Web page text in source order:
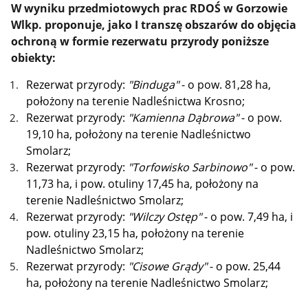
W wyniku przedmiotowych prac RDOŚ w Gorzowie
Wlkp. proponuje, jako I transzę obszarów do objęcia
ochroną w formie rezerwatu przyrody poniższe
obiekty:
Rezerwat przyrody: "Binduga"- o pow. 81,28 ha,
położony na terenie Nadleśnictwa Krosno;
Rezerwat przyrody: "Kamienna Dąbrowa"- o pow.
19,10 ha, położony na terenie Nadleśnictwo
Smolarz;
Rezerwat przyrody: "Torfowisko Sarbinowo"- o pow.
11,73 ha, i pow. otuliny 17,45 ha, położony na
terenie Nadleśnictwo Smolarz;
Rezerwat przyrody: "Wilczy Ostęp"- o pow. 7,49 ha, i
pow. otuliny 23,15 ha, położony na terenie
Nadleśnictwo Smolarz;
Rezerwat przyrody: "Cisowe Grądy"- o pow. 25,44
ha, położony na terenie Nadleśnictwo Smolarz;